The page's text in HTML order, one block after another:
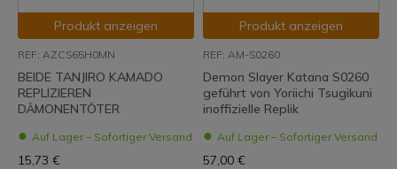
Produkt anzeigen
REF: AZCS65H0MN
BEIDE TANJIRO KAMADO
REPLIZIEREN
DÄMONENTÖTER
Auf Lager – Sofortiger Versand
15,73 €
Produkt anzeigen
REF: AM-S0260
Demon Slayer Katana S0260
geführt von Yoriichi Tsugikuni
inoffizielle Replik
Auf Lager – Sofortiger Versand
57,00 €